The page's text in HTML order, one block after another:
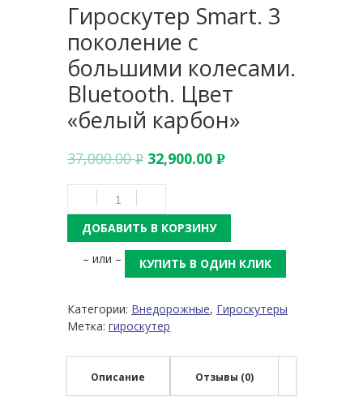
Гироскутер Smart. 3
поколение с
большими колесами.
Bluetooth. Цвет
«белый карбон»
37,000.00Р
УБ.
32,900.00 Р
ДОБАВИТЬ В КОРЗИНУ
– или –
КУПИТЬ В ОДИН КЛИК
Категории: Внедорожные, Гироскутеры
Метка: гироскутер
Описание Отзывы (0)